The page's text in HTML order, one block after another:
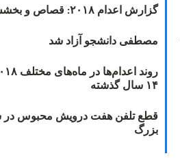
گزارش اعدام ۲۰۱۸: قصاص و بخشش
مصطفی دانشجو آزاد شد
۱۴ سال گذشته
قطع تلفن هفت درویش محبوس در
بزرگ